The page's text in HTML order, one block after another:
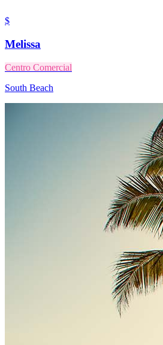
$
Melissa
Centro Comercial
South Beach